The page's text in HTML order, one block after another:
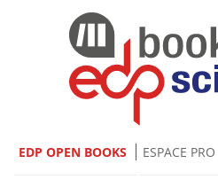
EDP OPEN BOOKS ESPACE